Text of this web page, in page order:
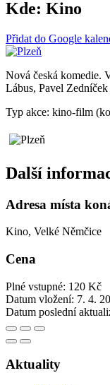
Kde: Kino
Přidat do Google
Nová česká komedie.
Lábus, Pavel
Typ akce: kino-film
Další
Adresa místa
Kino, Velké Němčice
Cena
Plné vstupné: 120 Kč
Datum vložení: 7. 4.
Datum poslední
Aktuality